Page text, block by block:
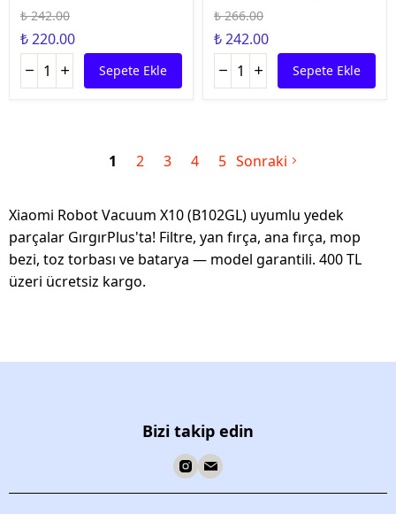
₺ 242.00
₺ 220.00
Sepete Ekle
₺ 266.00
₺ 242.00
Sepete Ekle
1 2 3 4 5 Sonraki
Xiaomi Robot Vacuum X10 (B102GL) uyumlu yedek
parçalar GırgırPlus'ta! Filtre, yan fırça, ana fırça, mop
bezi, toz torbası ve batarya — model garantili. 400 TL
üzeri ücretsiz kargo.
Bizi takip edin